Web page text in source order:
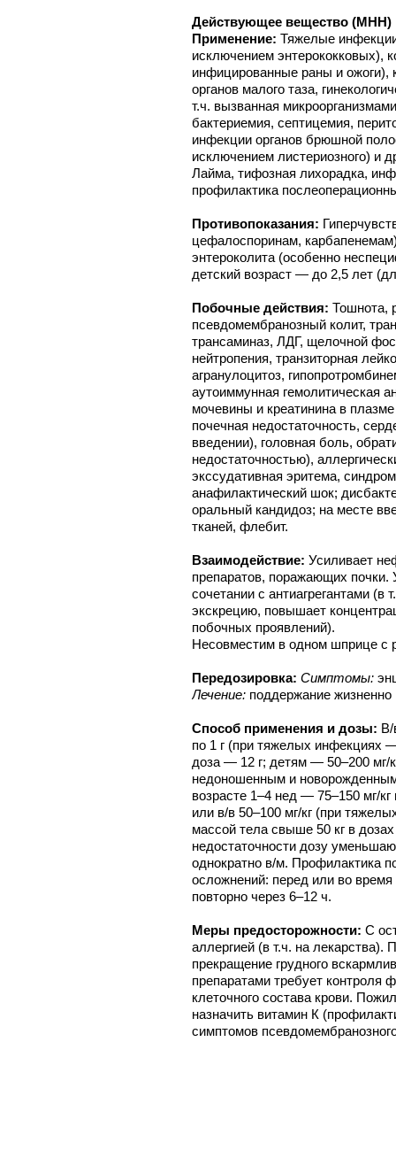
Действующее вещество (МНН)
Применение: Тяжелые
исключением энтерококковых),
инфицированные раны и ожоги),
органов малого таза,
т.ч. вызванная
бактериемия, септицемия,
инфекции органов брюшной
исключением листериозного) и
Лайма, тифозная лихорадка,
профилактика
Противопоказания:
цефалоспоринам,
энтероколита (особенно
детский возраст — до 2,5 лет
Побочные действия: Тошнота,
псевдомембранозный колит,
трансаминаз, ЛДГ, щелочной
нейтропения, транзиторная
агранулоцитоз,
аутоиммунная гемолитическая
мочевины и креатинина в
почечная недостаточность,
введении), головная боль,
недостаточностью),
экссудативная эритема,
анафилактический шок;
оральный кандидоз; на месте
тканей, флебит.
Взаимодействие: Усиливает
препаратов, поражающих почки.
сочетании с антиагрегантами
экскрецию, повышает
побочных проявлений).
Несовместим в одном шприце с
Передозировка: Симптомы:
Лечение: поддержание
Способ применения и дозы: В/
по 1 г (при тяжелых инфекциях
доза — 12 г; детям — 50–200 мг/
недоношенным и
возрасте 1–4 нед — 75–150 мг/
или в/в 50–100 мг/кг (при
массой тела свыше 50 кг в
недостаточности дозу
однократно в/м. Профилактика
осложнений: перед или во
повторно через 6–12 ч.
Меры предосторожности: С
аллергией (в т.ч. на лекарства).
прекращение грудного
препаратами требует контроля
клеточного состава крови.
назначить витамин К
симптомов